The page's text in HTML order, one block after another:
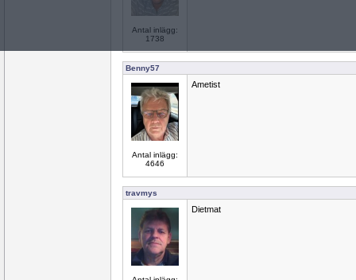
Antal inlägg:
1738
Benny57
Antal inlägg:
4646
Ametist
travmys
Dietmat